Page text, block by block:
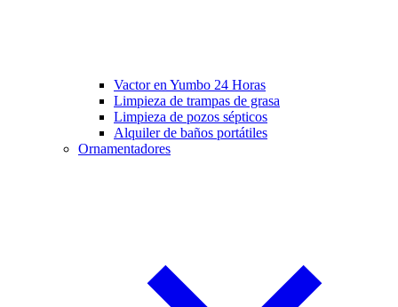
Vactor en Yumbo 24 Horas
Limpieza de trampas de grasa
Limpieza de pozos sépticos
Alquiler de baños portátiles
Ornamentadores